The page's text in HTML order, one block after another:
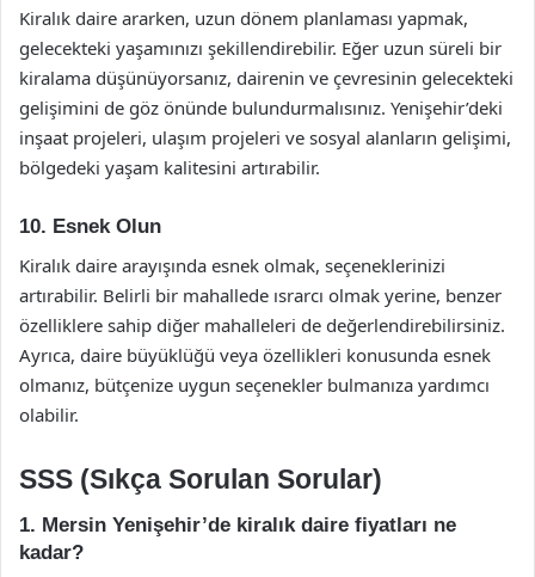
Kiralık daire ararken, uzun dönem planlaması yapmak,
gelecekteki yaşamınızı şekillendirebilir. Eğer uzun süreli bir
kiralama düşünüyorsanız, dairenin ve çevresinin gelecekteki
gelişimini de göz önünde bulundurmalısınız. Yenişehir’deki
inşaat projeleri, ulaşım projeleri ve sosyal alanların gelişimi,
bölgedeki yaşam kalitesini artırabilir.
10. Esnek Olun
Kiralık daire arayışında esnek olmak, seçeneklerinizi
artırabilir. Belirli bir mahallede ısrarcı olmak yerine, benzer
özelliklere sahip diğer mahalleleri de değerlendirebilirsiniz.
Ayrıca, daire büyüklüğü veya özellikleri konusunda esnek
olmanız, bütçenize uygun seçenekler bulmanıza yardımcı
olabilir.
SSS (Sıkça Sorulan Sorular)
1. Mersin Yenişehir’de kiralık daire fiyatları ne
kadar?